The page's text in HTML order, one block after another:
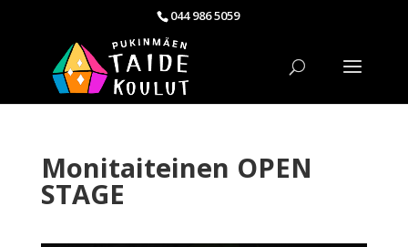
044 986 5059
Monitaiteinen OPEN
STAGE